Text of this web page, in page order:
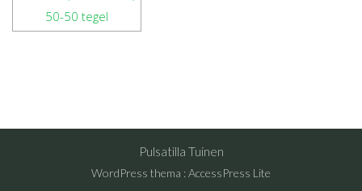
Pulsatilla Tuinen
WordPress thema :AccessPress Lite